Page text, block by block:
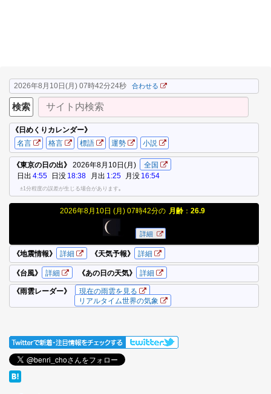
2026年8月10日(月) 07時42分25秒 合わせる